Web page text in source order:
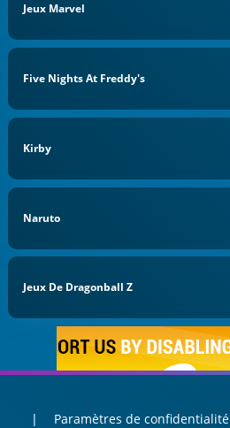
Jeux Marvel
Five Nights At Freddy's
Kirby
Naruto
Jeux De Dragonball Z
Paramètres de confidentialité